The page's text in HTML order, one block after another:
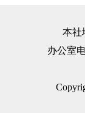
本社
办公室